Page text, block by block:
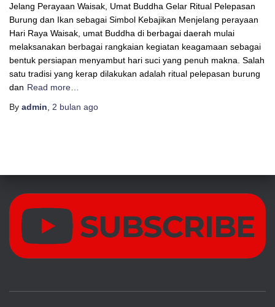
Jelang Perayaan Waisak, Umat Buddha Gelar Ritual Pelepasan
Burung dan Ikan sebagai Simbol Kebajikan Menjelang perayaan
Hari Raya Waisak, umat Buddha di berbagai daerah mulai
melaksanakan berbagai rangkaian kegiatan keagamaan sebagai
bentuk persiapan menyambut hari suci yang penuh makna. Salah
satu tradisi yang kerap dilakukan adalah ritual pelepasan burung
dan Read more…
By admin 2 bulan ago